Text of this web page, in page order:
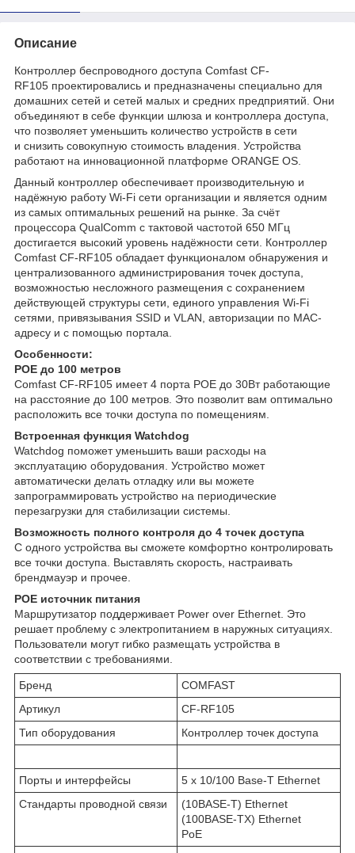
Описание
Контроллер беспроводного доступа Comfast CF-
RF105 проектировались и предназначены специально для
домашних сетей и сетей малых и средних предприятий. Они
объединяют в себе функции шлюза и контроллера доступа,
что позволяет уменьшить количество устройств в сети
и снизить совокупную стоимость владения. Устройства
работают на инновационной платформе ORANGE OS.
Данный контроллер обеспечивает производительную и
надёжную работу Wi-Fi сети организации и является одним
из самых оптимальных решений на рынке. За счёт
процессора QualComm с тактовой частотой 650 MГц
достигается высокий уровень надёжности сети. Контроллер
Comfast CF-RF105 обладает функционалом обнаружения и
централизованного администрирования точек доступа,
возможностью несложного размещения с сохранением
действующей структуры сети, единого управления Wi-Fi
сетями, привязывания SSID и VLAN, авторизации по MAC-
адресу и с помощью портала.
Особенности:
РОЕ до 100 метров
Comfast CF-RF105 имеет 4 порта РОЕ до 30Вт работающие
на расстояние до 100 метров. Это позволит вам оптимально
расположить все точки доступа по помещениям.
Встроенная функция Watchdog
Watchdog поможет уменьшить ваши расходы на
эксплуатацию оборудования. Устройство может
автоматически делать отладку или вы можете
запрограммировать устройство на периодические
перезагрузки для стабилизации системы.
Возможность полного контроля до 4 точек доступа
С одного устройства вы сможете комфортно контролировать
все точки доступа. Выставлять скорость, настраивать
брендмауэр и прочее.
POE источник питания
Маршрутизатор поддерживает Power over Ethernet. Это
решает проблему с электропитанием в наружных ситуациях.
Пользователи могут гибко размещать устройства в
соответствии с требованиями.
Бренд
COMFAST
Артикул
CF-RF105
Тип оборудования
Контроллер точек доступа
Порты и интерфейсы
5 х 10/100 Base-T Ethernet
Стандарты проводной связи
(10BASE-T) Ethernet
(100BASE-TX) Ethernet
PoE